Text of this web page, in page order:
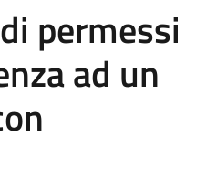
permessi
ad un